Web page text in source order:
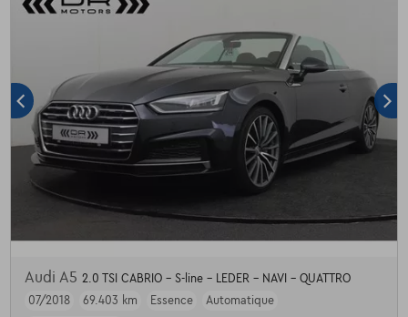
Audi A5 2.0 TSI CABRIO - S-line - LEDER - NAVI - QUATTRO
07/2018
69.403 km Essence
Automatique